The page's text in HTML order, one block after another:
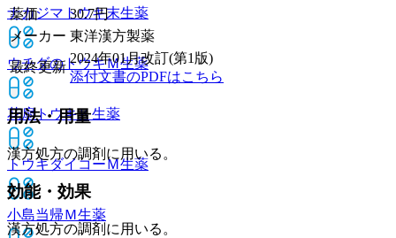
ナカジマトウキ末生薬
ウチダのトウキＭ生薬
花扇トウキＫ生薬
トウキダイコーＭ生薬
小島当帰Ｍ生薬
薬価
30.7円
メーカー 東洋漢方製薬
最終更新
2024年01月改訂(第1版)
添付文書のPDFはこちら
用法・用量
漢方処方の調剤に用いる。
効能・効果
漢方処方の調剤に用いる。